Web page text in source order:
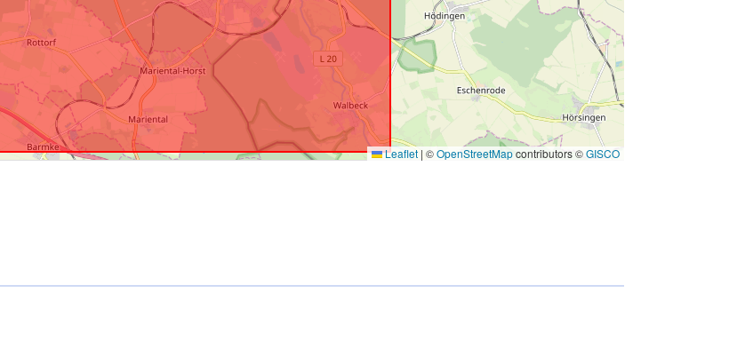
Leaflet | ©OpenStreetMapcontributors ©GISCO